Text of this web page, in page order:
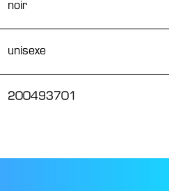
noir
unisexe
200493701